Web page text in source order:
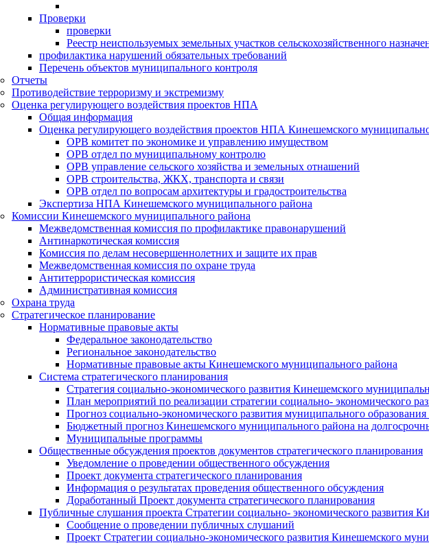
Проверки
проверки
Реестр неиспользуемых земельных участков сельскохозяйственного
профилактика нарушений обязательных требований
Перечень объектов муниципального контроля
Отчеты
Противодействие терроризму и экстремизму
Оценка регулирующего воздействия проектов НПА
Общая информация
Оценка регулирующего воздействия проектов НПА Кинешемского
ОРВ комитет по экономике и управлению имуществом
ОРВ отдел по муниципальному контролю
ОРВ управление сельского хозяйства и земельных отнашений
ОРВ строительства, ЖКХ, транспорта и связи
ОРВ отдел по вопросам архитектуры и градостроительства
Экспертиза НПА Кинешемского муниципального района
Комиссии Кинешемского муниципального района
Межведомственная комиссия по профилактике правонарушений
Антинаркотическая комиссия
Комиссия по делам несовершеннолетних и защите их прав
Межведомственная комиссия по охране труда
Антитеррористическая комиссия
Административная комиссия
Охрана труда
Стратегическое планирование
Нормативные правовые акты
Федеральное законодательство
Региональное законодательство
Нормативные правовые акты Кинешемского муниципального района
Система стратегического планирования
Стратегия социально-экономического развития Кинешемского
План мероприятий по реализации стратегии социально- экономического
Прогноз социально-экономического развития муниципального
Бюджетный прогноз Кинешемского муниципального района на
Муниципальные программы
Общественные обсуждения проектов документов стратегического планирования
Уведомление о проведении общественного обсуждения
Проект документа стратегического планирования
Информация о результатах проведения общественного обсуждения
Доработанный Проект документа стратегического планирования
Публичные слушания проекта Стратегии социально- экономического развития
Сообщение о проведении публичных слушаний
Проект Стратегии социально-экономического развития Кинешемского